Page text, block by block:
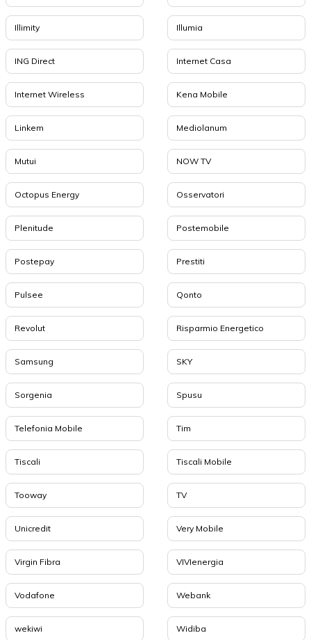
Illimity Illumia
ING Direct Internet Casa
Internet Wireless Kena Mobile
Linkem Mediolanum
Mutui NOW TV
Octopus Energy Osservatori
Plenitude Postemobile
Postepay Prestiti
Pulsee Qonto
Revolut Risparmio Energetico
Samsung SKY
Sorgenia Spusu
Telefonia Mobile Tim
Tiscali Tiscali Mobile
Tooway TV
Unicredit Very Mobile
Virgin Fibra VIVIenergia
Vodafone Webank
wekiwi Widiba